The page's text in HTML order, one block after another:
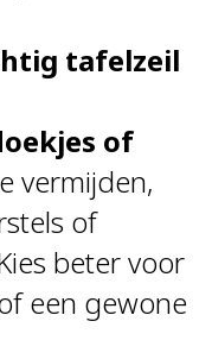
tafelzeil
of
vermijden,
of
beter voor
een gewone